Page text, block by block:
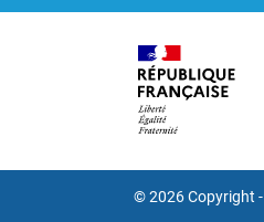
© 2026 Copyright -